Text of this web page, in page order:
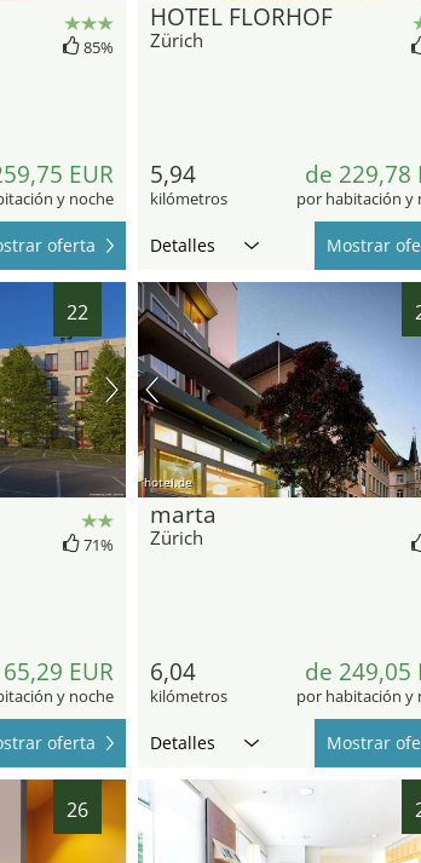
85%
EUR
y noche
oferta
HOTEL FLORHOF
Zürich
5,94
kilómetros
de 229,78
por habitación y
Detalles Mostrar
22
71%
EUR
y noche
oferta
hotel.de
marta
Zürich
6,04
kilómetros
de 249,05
por habitación y
Detalles Mostrar
26